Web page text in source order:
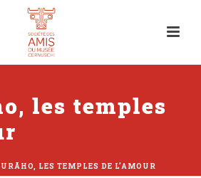
les temples
LES TEMPLES DE L’AMOUR